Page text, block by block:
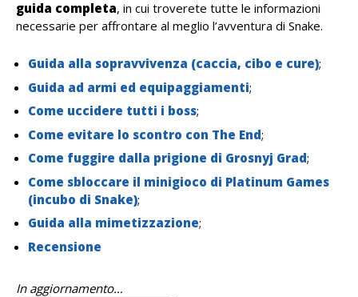
guida completa, in cui troverete tutte le informazioni
necessarie per affrontare al meglio l’avventura di Snake.
Guida alla sopravvivenza (caccia, cibo e cure);
Guida ad armi ed equipaggiamenti;
Come uccidere tutti i boss;
Come evitare lo scontro con The End;
Come fuggire dalla prigione di Grosnyj Grad;
Come sbloccare il minigioco di Platinum Games
(incubo di Snake);
Guida alla mimetizzazione;
Recensione
In aggiornamento…